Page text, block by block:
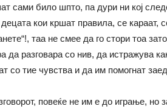
сами било шпто, па дури ни кој
кои кршат правила, се караат,
таа не смее да го стори тоа
да разговара со нив, да истражува
со тие чувства и да им помогнат
повеќе не им е до играње, но